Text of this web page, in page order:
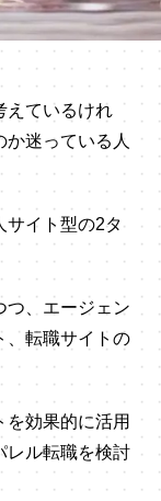
えているけれ
か迷っている人
サイト型の2タ
つ、エージェン
、転職サイトの
を効果的に活用
レル転職を検討